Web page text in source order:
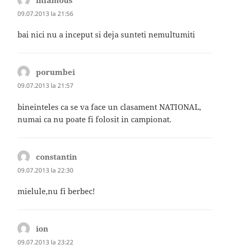
09.07.2013 la 21:56
bai nici nu a inceput si deja sunteti nemultumiti
porumbei
09.07.2013 la 21:57
bineinteles ca se va face un clasament NATIONAL,
numai ca nu poate fi folosit in campionat.
constantin
09.07.2013 la 22:30
mielule,nu fi berbec!
ion
09.07.2013 la 23:22